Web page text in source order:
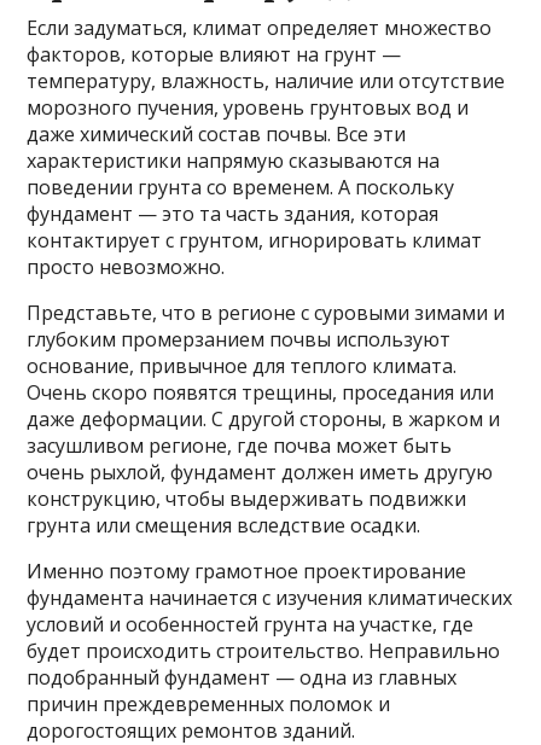
Если задуматься, климат определяет множество
факторов, которые влияют на грунт —
температуру, влажность, наличие или отсутствие
морозного пучения, уровень грунтовых вод и
даже химический состав почвы. Все эти
характеристики напрямую сказываются на
поведении грунта со временем. А поскольку
фундамент — это та часть здания, которая
контактирует с грунтом, игнорировать климат
просто невозможно.
Представьте, что в регионе с суровыми зимами и
глубоким промерзанием почвы используют
основание, привычное для теплого климата.
Очень скоро появятся трещины, проседания или
даже деформации. С другой стороны, в жарком и
засушливом регионе, где почва может быть
очень рыхлой, фундамент должен иметь другую
конструкцию, чтобы выдерживать подвижки
грунта или смещения вследствие осадки.
Именно поэтому грамотное проектирование
фундамента начинается с изучения климатических
условий и особенностей грунта на участке, где
будет происходить строительство. Неправильно
подобранный фундамент — одна из главных
причин преждевременных поломок и
дорогостоящих ремонтов зданий.